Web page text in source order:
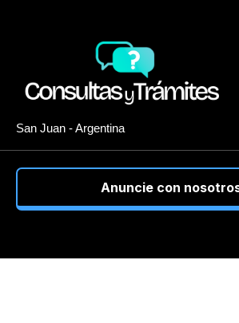
San Juan - Argentina
Anuncie con